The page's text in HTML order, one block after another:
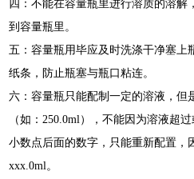
四：不能在容量瓶里进行溶质的溶解
到容量瓶里。
五：容量瓶用毕应及时洗涤干净塞上
纸条，防止瓶塞与瓶口粘连。
六：容量瓶只能配制一定的溶液，但
（如：250.0ml），不能因为溶液超
小数点后面的数字，只能重新配置，
xxx.0ml。